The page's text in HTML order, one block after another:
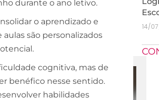
durante o ano letivo.
o aprendizado e
são personalizados
cognitiva, mas de
benéfico nesse sentido.
habilidades
14/